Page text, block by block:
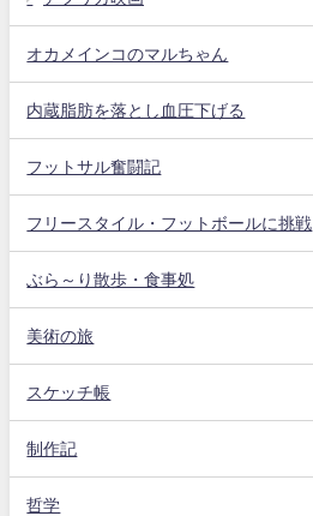
オカメインコのマルちゃん
内蔵脂肪を落とし血圧下げる
フットサル奮闘記
フリースタイル・フットボールに挑戦
ぶら～り散歩・食事処
美術の旅
スケッチ帳
制作記
哲学